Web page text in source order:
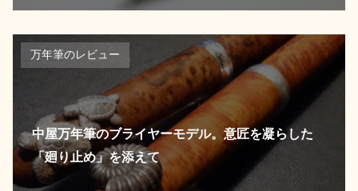
万年筆のレビュー
中屋万年筆のブライヤーモデル。意匠を凝らした
「廻り止め」を添えて